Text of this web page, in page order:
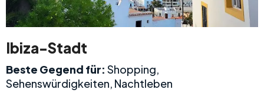
Ibiza-Stadt
Beste Gegend für: Shopping,
Sehenswürdigkeiten, Nachtleben